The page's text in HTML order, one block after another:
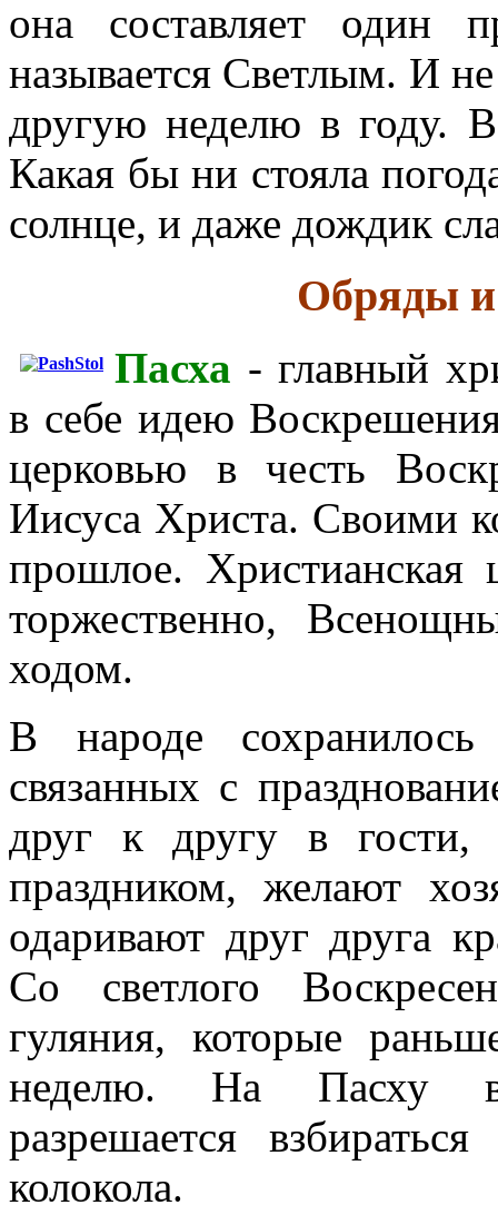
она составляет один
называется Светлым. И
другую неделю в году.
Какая бы ни стояла
солнце, и даже дождик
Обряды
Пасха - главный
в себе идею
церковью в честь
Иисуса Христа. Своими
прошлое. Христианская
торжественно,
ходом.
В народе
связанных с
друг к другу в гости,
праздником, желают
одаривают друг друга
Со светлого
гуляния, которые
неделю. На Пасху
разрешается
колокола.